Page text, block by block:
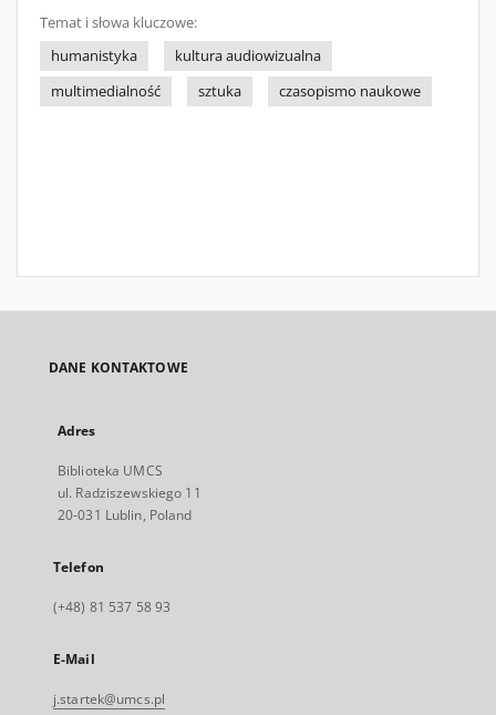
Temat i słowa kluczowe:
humanistyka
kultura audiowizualna
multimedialność
sztuka czasopismo naukowe
DANE KONTAKTOWE
Adres
Biblioteka UMCS
ul. Radziszewskiego 11
20-031 Lublin, Poland
Telefon
(+48) 81 537 58 93
E-Mail
j.startek@umcs.pl